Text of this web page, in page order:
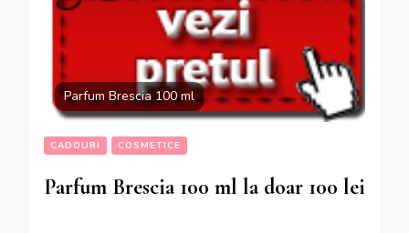
Parfum Brescia 100 ml
CADOURI COSMETICE
Parfum Brescia 100 ml la doar 100 lei